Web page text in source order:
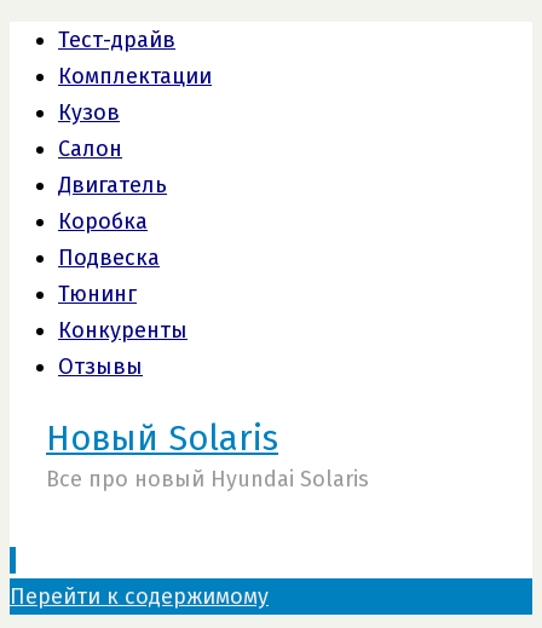
Тест-драйв
Комплектации
Кузов
Салон
Двигатель
Коробка
Подвеска
Тюнинг
Конкуренты
Отзывы
Новый Solaris
Все про новый Hyundai Solaris
Перейти к содержимому